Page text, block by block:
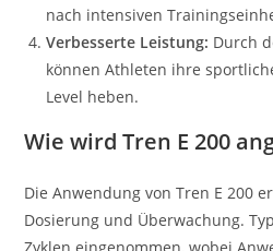
nach intensiven
Verbesserte Leistung: Durch
können Athleten ihre
Level heben.
Wie wird Tren E 200
Die Anwendung von Tren E 200
Dosierung und Überwachung.